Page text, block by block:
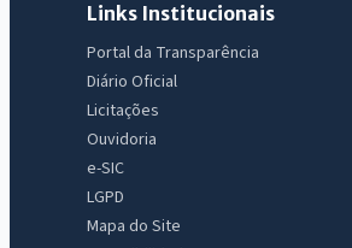
Links Institucionais
Portal da Transparência
Diário Oficial
Licitações
Ouvidoria
e-SIC
LGPD
Mapa do Site
IntGest AI